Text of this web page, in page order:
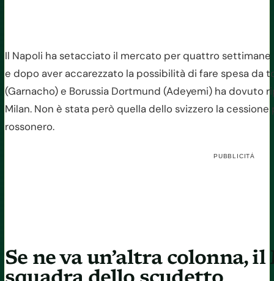
Il Napoli ha setacciato il mercato per quattro
e dopo aver accarezzato la possibilità di fare spesa da
(Garnacho) e Borussia Dortmund (Adeyemi) ha dovuto
Milan. Non è stata però quella dello svizzero la
rossonero.
PUBBLICITÀ
Se ne va un’altra colonna,